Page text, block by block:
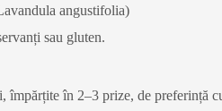
angustifolia)
sau gluten.
împărțite în 2–3 prize, de preferință